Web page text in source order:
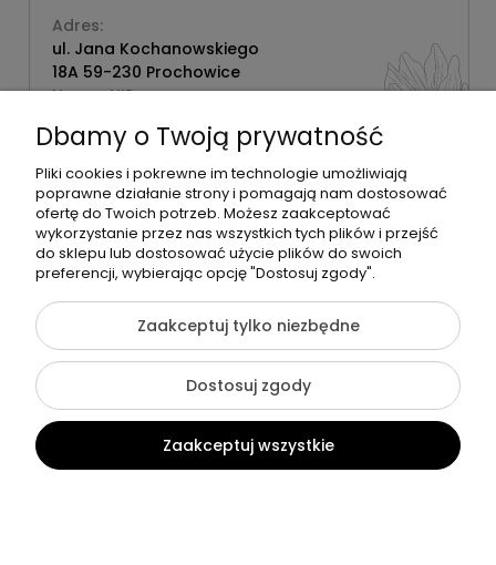
Adres:
ul. Jana Kochanowskiego
18A 59-230 Prochowice
Numer NIP:
Telefon:
518358020
©2026 Wszelkie Prawa Zastrzeżone | Zrób Sobie Krem
Szablon Flex byEcommercy
Pokaż pełną wersję strony
Sklep internetowy Shoper Premium
Dbamy o Twoją prywatność
Pliki cookies i pokrewne im technologie umożliwiają
poprawne działanie strony i pomagają nam dostosować
ofertę do Twoich potrzeb. Możesz zaakceptować
wykorzystanie przez nas wszystkich tych plików i przejść
do sklepu lub dostosować użycie plików do swoich
preferencji, wybierając opcję "Dostosuj zgody".
Zaakceptuj tylko niezbędne
Dostosuj zgody
Zaakceptuj wszystkie